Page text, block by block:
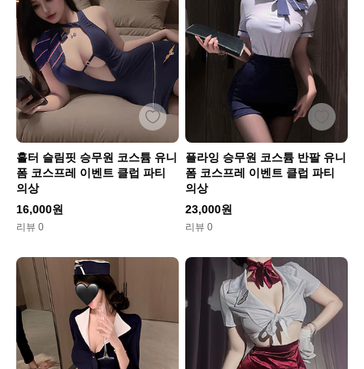
홀터 슬림핏 승무원 코스튬 유니
폼 코스프레 이벤트 클럽 파티
의상
16,000원
리뷰 0
플라잉 승무원 코스튬 반팔 유니
폼 코스프레 이벤트 클럽 파티
의상
23,000원
리뷰 0